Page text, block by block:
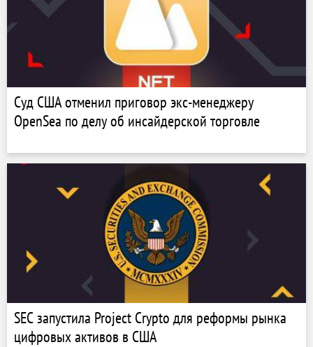
Суд США отменил приговор экс-менеджеру
OpenSea по делу об инсайдерской торговле
SEC запустила Project Crypto для реформы рынка
цифровых активов в США